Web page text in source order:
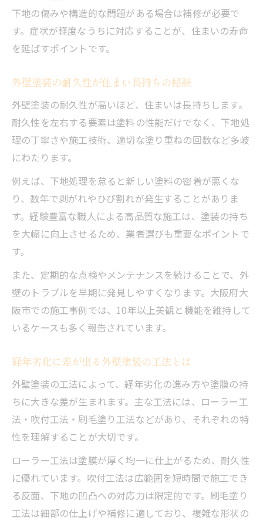
下地の傷みや構造的な問題がある場合は補修が必要で
す。症状が軽度なうちに対応することが、住まいの寿命
を延ばすポイントです。
外壁塗装の耐久性が住まい長持ちの秘訣
外壁塗装の耐久性が高いほど、住まいは長持ちします。
耐久性を左右する要素は塗料の性能だけでなく、下地処
理の丁寧さや施工技術、適切な塗り重ねの回数など多岐
にわたります。
例えば、下地処理を怠ると新しい塗料の密着が悪くな
り、数年で剥がれやひび割れが発生することがありま
す。経験豊富な職人による高品質な施工は、塗装の持ち
を大幅に向上させるため、業者選びも重要なポイントで
す。
また、定期的な点検やメンテナンスを続けることで、外
壁のトラブルを早期に発見しやすくなります。大阪府大
阪市での施工事例では、10年以上美観と機能を維持して
いるケースも多く報告されています。
経年劣化に差が出る外壁塗装の工法とは
外壁塗装の工法によって、経年劣化の進み方や塗膜の持
ちに大きな差が生まれます。主な工法には、ローラー工
法・吹付工法・刷毛塗り工法などがあり、それぞれの特
性を理解することが大切です。
ローラー工法は塗膜が厚く均一に仕上がるため、耐久性
に優れています。吹付工法は広範囲を短時間で施工でき
る反面、下地の凹凸への対応力は限定的です。刷毛塗り
工法は細部の仕上げや補修に適しており、複雑な形状の